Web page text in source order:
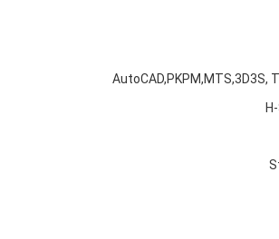
AutoCAD,PKPM,MTS,3D3S,